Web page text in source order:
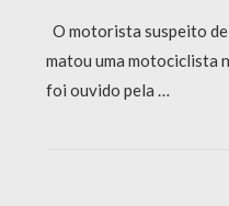
O motorista suspeito
matou uma motociclista
foi ouvido pela …